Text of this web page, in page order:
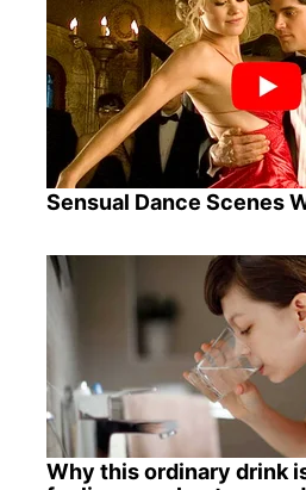
Sensual Dance Scenes
Why this ordinary drink